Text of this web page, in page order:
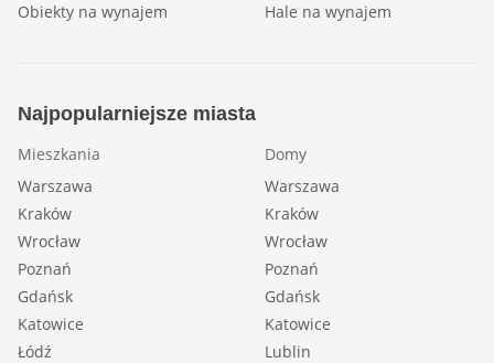
Obiekty na wynajem
Hale na wynajem
Najpopularniejsze miasta
Mieszkania
Warszawa
Kraków
Wrocław
Poznań
Gdańsk
Katowice
Łódź
Domy
Warszawa
Kraków
Wrocław
Poznań
Gdańsk
Katowice
Lublin